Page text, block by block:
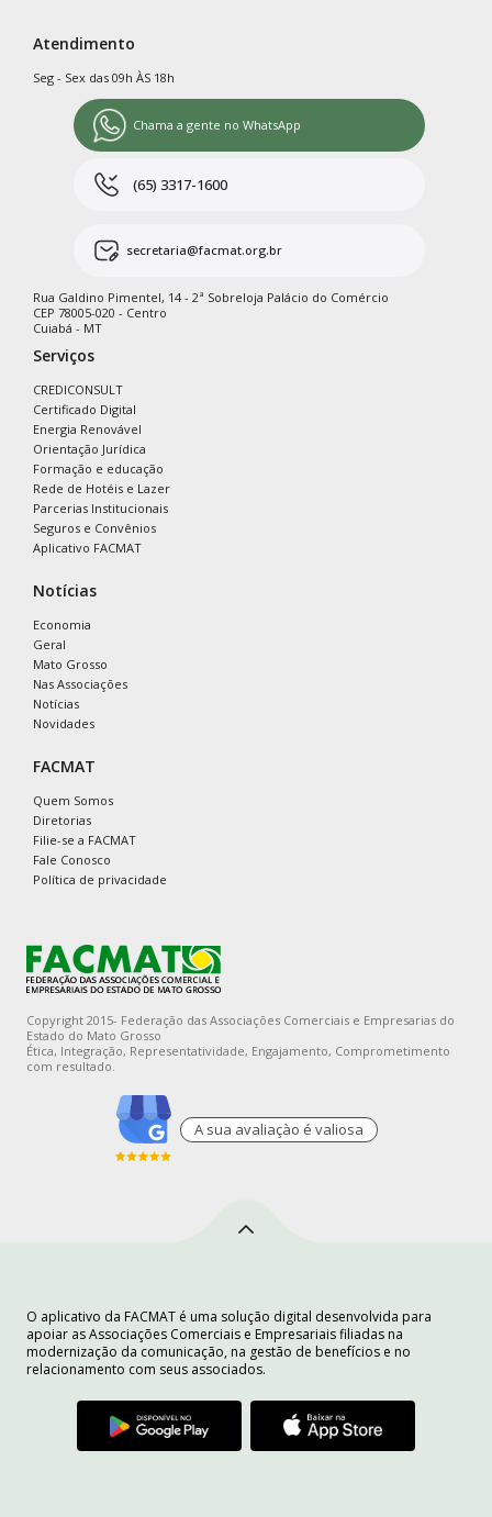
Atendimento
Seg - Sex das 09h ÀS 18h
Chama a gente no WhatsApp
(65) 3317-1600
secretaria@facmat.org.br
Rua Galdino Pimentel, 14 - 2ª Sobreloja Palácio do Comércio
CEP 78005-020 - Centro
Cuiabá - MT
Serviços
CREDICONSULT
Certificado Digital
Energia Renovável
Orientação Jurídica
Formação e educação
Rede de Hotéis e Lazer
Parcerias Institucionais
Seguros e Convênios
Aplicativo FACMAT
Notícias
Economia
Geral
Mato Grosso
Nas Associações
Notícias
Novidades
FACMAT
Quem Somos
Diretorias
Filie-se a FACMAT
Fale Conosco
Política de privacidade
Copyright 2015- Federação das Associações Comerciais e Empresarias do
Estado do Mato Grosso
Ética, Integração, Representatividade, Engajamento, Comprometimento
com resultado.
A sua avaliaçào é valiosa
O aplicativo da FACMAT é uma solução digital desenvolvida para
apoiar as Associações Comerciais e Empresariais filiadas na
modernização da comunicação, na gestão de benefícios e no
relacionamento com seus associados.